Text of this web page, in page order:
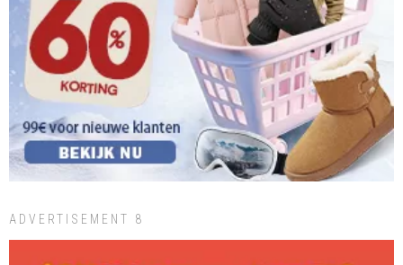
ADVERTISEMENT 8